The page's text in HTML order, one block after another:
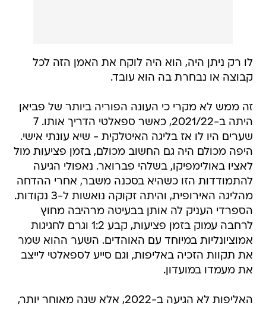
לו רק ניתן היה, הוא היה לוקח את האמן הזה לכל
קבוצה או נבחרת בה הוא עובד.
זה ממש לא מקרי כי העונה הפוריה ביותר של פביאן
היתה ב-2021/22, כאשר ספאלטי הדריך אותו. 7
שערים היו לו אז בליגה האיטלקית - שיא עונתי אישי.
היפה מכולם היה גם החשוב מכולם, בזמן פציעות מול
לאציו באולימפיקו, בשלהי פברואר. נאפולי הגיעה
להתמודדות הזו כשהיא בסכנה משבר, אחרי ההדחה
מהליגה האירופית, והיתה זקוקה נואשות ל-3 נקודות.
הספרדי העניק לה אותן בבעיטה מרהיבה מחוץ
לרחבה עמוק בזמן פציעות, קבע 1:2 וגרם לחגיגות
אמוציונליות במיוחד עם האוהדים. השער ההוא שמר
את תקוות הזכיה באליפות, וגם סייע לספאלטי לייצב
את מעמדו במועדון.
האליפות לא הגיעה ב-2022, אלא שנה מאוחר יותר,